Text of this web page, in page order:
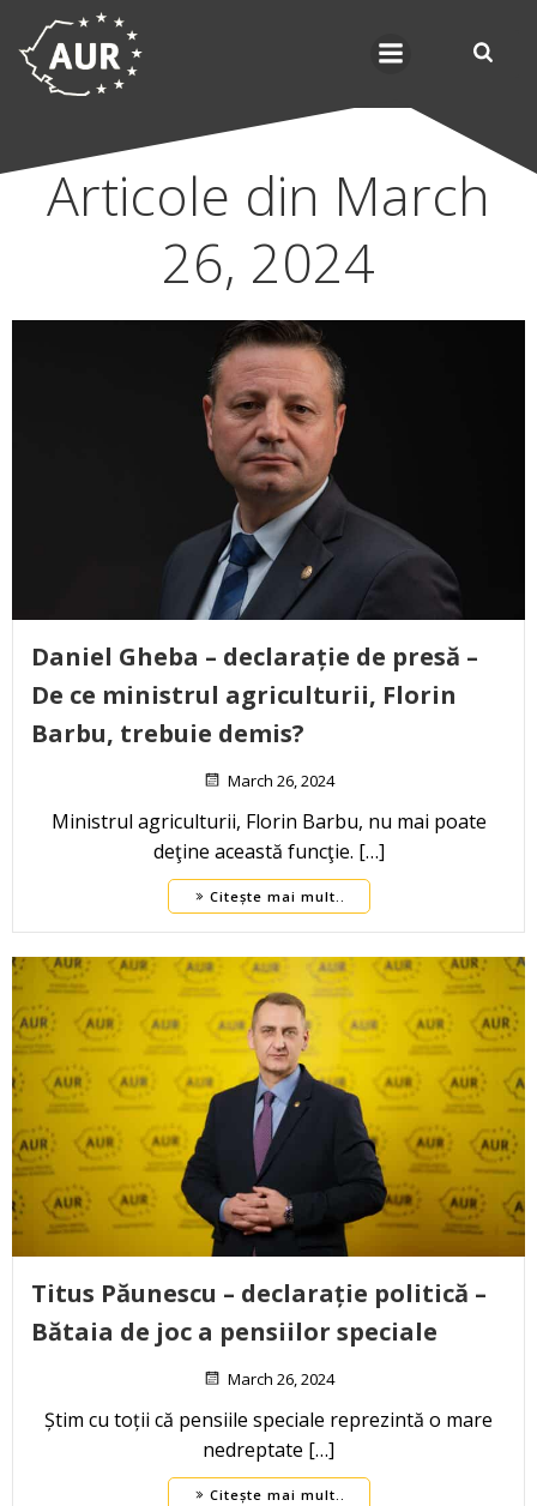
Articole din March
26, 2024
Daniel Gheba – declarație de presă –
De ce ministrul agriculturii, Florin
Barbu, trebuie demis?
March 26, 2024
Ministrul agriculturii, Florin Barbu, nu mai poate
deţine această funcţie. […]
Citește mai mult..
Titus Păunescu – declarație politică –
Bătaia de joc a pensiilor speciale
March 26, 2024
Știm cu toții că pensiile speciale reprezintă o mare
nedreptate […]
Citește mai mult..